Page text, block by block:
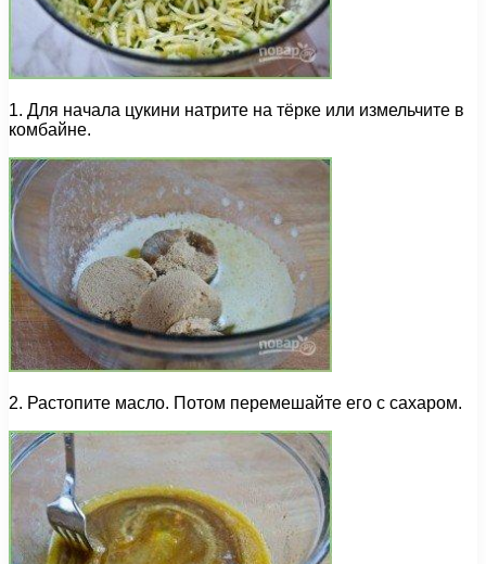
1. Для начала цукини натрите на тёрке или измельчите в
комбайне.
2. Растопите масло. Потом перемешайте его с сахаром.